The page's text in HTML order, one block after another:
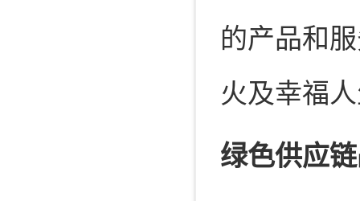
的产品和
火及幸福
绿色供应